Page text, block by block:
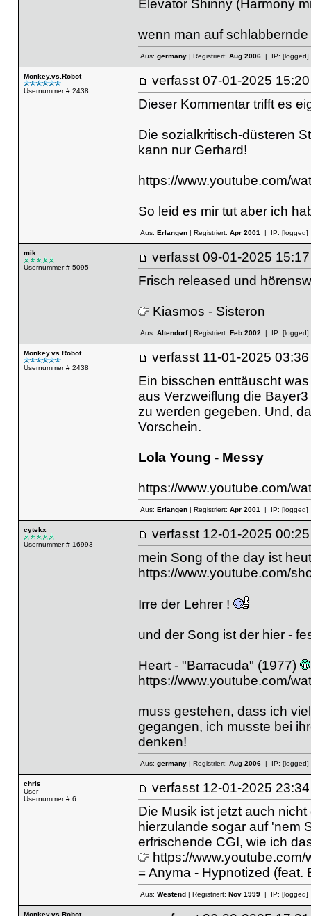
Elevator Shinny (Harmony
wenn man auf
Aus: germany| Registriert: Aug 2006| IP: [logged]
Monkey.vs.Robot
Usernummer # 2438
verfasst 07-01-2025
Dieser Kommentar trifft es
Die sozialkritisch-düsteren
kann nur Gerhard!
https://www.youtube.com/
So leid es mir tut aber ich
Aus: Erlangen| Registriert: Apr 2001| IP: [logged]
mik
Usernummer # 5095
verfasst 09-01-2025
Frisch released und
Kiasmos - Sisteron
Aus: Altendorf| Registriert: Feb 2002| IP: [logged]
Monkey.vs.Robot
Usernummer # 2438
verfasst 11-01-2025
Ein bisschen enttäuscht
aus Verzweiflung die
zu werden gegeben. Und,
Vorschein.
Lola Young - Messy
https://www.youtube.com/
Aus: Erlangen| Registriert: Apr 2001| IP: [logged]
cytekx
Usernummer # 16993
verfasst 12-01-2025
mein Song of the day ist
https://www.youtube.com/
Irre der Lehrer !
und der Song ist der hier -
Heart - "Barracuda" (1977)
https://www.youtube.com/
muss gestehen, dass ich
gegangen, ich musste bei
denken!
Aus: germany| Registriert: Aug 2006| IP: [logged]
chris
User
Usernummer # 6
verfasst 12-01-2025
Die Musik ist jetzt auch
hierzulande sogar auf 'nem
erfrischende CGI, wie ich
https://
= Anyma - Hypnotized (feat.
Aus: Westend| Registriert: Nov 1999| IP: [logged]
Monkey.vs.Robot